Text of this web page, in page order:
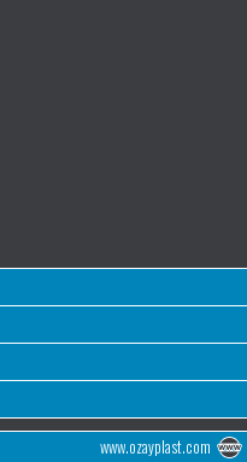
www.ozayplast.com